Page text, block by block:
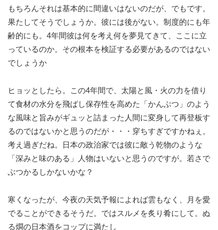
もちろんそれは基本的に間違いはないのだが、でもです。
果たしてそうでしょうか。彼には後がない。制度的にも年
齢的にも。4年間彼は何を考え何を夢見てきて、ここに立
っているのか。その根本を検証する必要があるのではない
でしょうか
ヒョッとしたら。この4年間で、太陽と風・火の力を借り
て食材の水分を飛ばし保存性を高めた「かんぶつ」のよう
な風味と旨みがギュッと詰まった人間に変身して再登板す
るのではないかと思うのだが・・・穿ちすぎですかねぇ。
考え過ぎだね。日本の政治家では彼に敵う乾物のような
「深みと味のある」人物はいないと思うのですが。若さで
ぶつかるしかないかな？
寒くなったが、今夜の天気予報によれば雲もなく、月を愛
でることができるそうだ。ではスルメを炙り肴にして。ぬ
る燗の日本酒をコップに満たし